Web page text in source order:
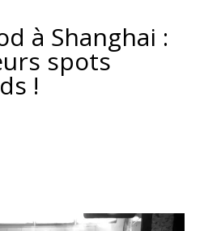
à Shanghai :
spots
!